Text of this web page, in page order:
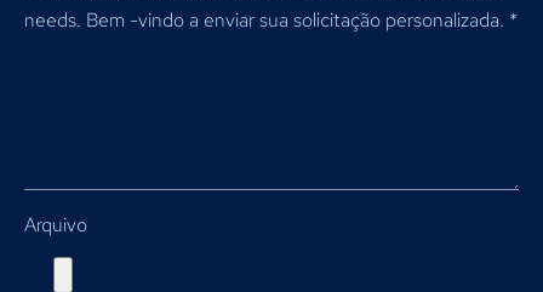
needs. Bem -vindo a enviar sua solicitação personalizada. *
Arquivo